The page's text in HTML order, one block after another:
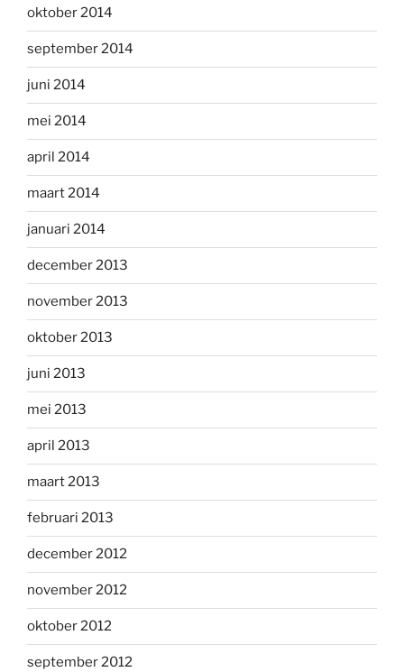
oktober 2014
september 2014
juni 2014
mei 2014
april 2014
maart 2014
januari 2014
december 2013
november 2013
oktober 2013
juni 2013
mei 2013
april 2013
maart 2013
februari 2013
december 2012
november 2012
oktober 2012
september 2012